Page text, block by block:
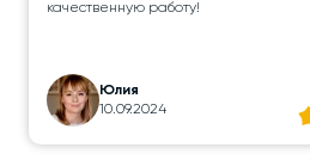
качественную работу!
Юлия
10.09.2024